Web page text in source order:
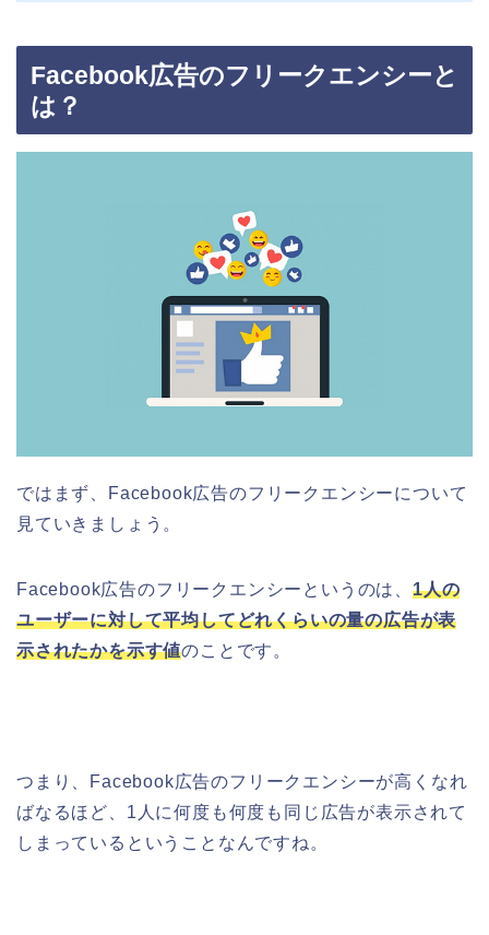
Facebook広告のフリークエンシーと
は？
ではまず、Facebook広告のフリークエンシーについて
見ていきましょう。
Facebook広告のフリークエンシーというのは、 1人の
ユーザーに対して平均してどれくらいの量の広告が表
示されたかを示す値のことです。
つまり、Facebook広告のフリークエンシーが高くなれ
ばなるほど、1人に何度も何度も同じ広告が表示されて
しまっているということなんですね。